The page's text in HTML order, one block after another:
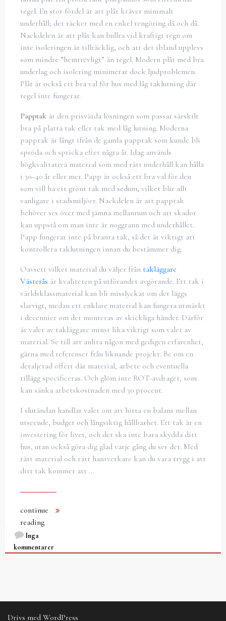
tegel. En stor fördel är att plåt kräver minimalt
underhåll; det räcker med en enkel rengöring då och då.
Nackdelen är att plåt kan bullra vid kraftigt regn om
inte isoleringen är tillräcklig, och att det ibland upplevs
som mindre ”hemtrevligt” än tegel. Modern plåt med bra
underlag och isolering minimerar dock ljudproblemen.
Plåt är också ett bra val för hus med låg taklutning där
tegel inte fungerar.
Papptak är den prisvärda lösningen som passar särskilt
bra på platta tak eller tak med låg lutning. Moderna
papptak är långt ifrån de gamla papptak som kunde bli
spröda och spricka efter några år. Idag används
högkvalitativa material som med rätt underhåll kan hålla
i 30–40 år eller mer. Papp är också ett bra val för den
som vill ha ett grönt tak med sedum, vilket blir allt
vanligare i stadsmiljöer. Nackdelen är att papptak
behöver ses över med jämna mellanrum och att skador
kan uppstå om man inte är noggrann med underhållet.
Papp fungerar inte på branta tak, så det är viktigt att
kontrollera taklutningen innan du bestämmer dig.
Oavsett vilket material du väljer från takläggare
Västerås är kvaliteten på utförandet avgörande. Ett tak i
världsklassmaterial kan bli misslyckat om det läggs
slarvigt, medan ett enklare material kan fungera utmärkt
i decennier om det monteras av skickliga händer. Därför
är valet av takläggare minst lika viktigt som valet av
material. Se till att anlita någon med gedigen erfarenhet,
gärna med referenser från liknande projekt. Be om en
detaljerad offert där material, arbete och eventuella
tillägg specificeras. Och glöm inte ROT-avdraget, som
kan sänka arbetskostnaden med 30 procent.
I slutändan handlar valet om att hitta en balans mellan
utseende, budget och långsiktig hållbarhet. Ett tak är en
investering för livet, och det ska inte bara skydda ditt
hus, utan också göra dig glad varje gång du ser det. Med
rätt material och rätt hantverkare kan du vara trygg i att
ditt tak kommer att …
continue
reading
Inga
kommentarer
Drivs med WordPress